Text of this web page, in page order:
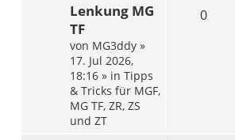
Lenkung MG
TF
von MG3ddy »
17. Jul 2026,
18:16 » in Tipps
& Tricks für MGF,
MG TF, ZR, ZS
und ZT
0